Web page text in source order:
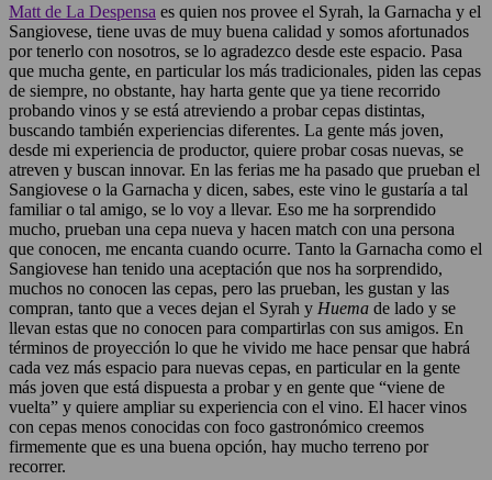
Matt de La Despensa es quien nos provee el Syrah, la Garnacha y el
Sangiovese, tiene uvas de muy buena calidad y somos afortunados
por tenerlo con nosotros, se lo agradezco desde este espacio. Pasa
que mucha gente, en particular los más tradicionales, piden las cepas
de siempre, no obstante, hay harta gente que ya tiene recorrido
probando vinos y se está atreviendo a probar cepas distintas,
buscando también experiencias diferentes. La gente más joven,
desde mi experiencia de productor, quiere probar cosas nuevas, se
atreven y buscan innovar. En las ferias me ha pasado que prueban el
Sangiovese o la Garnacha y dicen, sabes, este vino le gustaría a tal
familiar o tal amigo, se lo voy a llevar. Eso me ha sorprendido
mucho, prueban una cepa nueva y hacen match con una persona
que conocen, me encanta cuando ocurre. Tanto la Garnacha como el
Sangiovese han tenido una aceptación que nos ha sorprendido,
muchos no conocen las cepas, pero las prueban, les gustan y las
compran, tanto que a veces dejan el Syrah y Huema de lado y se
llevan estas que no conocen para compartirlas con sus amigos. En
términos de proyección lo que he vivido me hace pensar que habrá
cada vez más espacio para nuevas cepas, en particular en la gente
más joven que está dispuesta a probar y en gente que “viene de
vuelta” y quiere ampliar su experiencia con el vino. El hacer vinos
con cepas menos conocidas con foco gastronómico creemos
firmemente que es una buena opción, hay mucho terreno por
recorrer.